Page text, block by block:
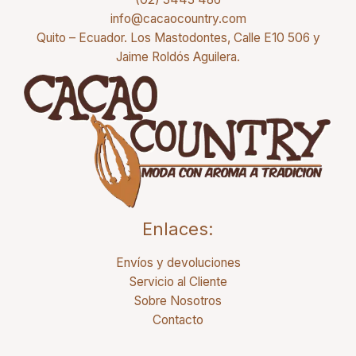
info@cacaocountry.com
Quito – Ecuador. Los Mastodontes, Calle E10 506 y
Jaime Roldós Aguilera.
Enlaces:
Envíos y devoluciones
Servicio al Cliente
Sobre Nosotros
Contacto